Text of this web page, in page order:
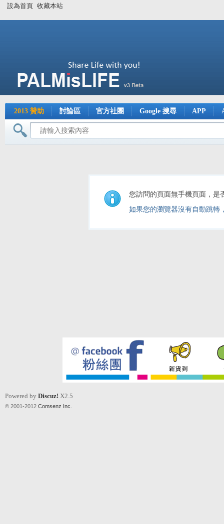
設為首頁 收藏本站
2013 贊助 討論區 官方社團 Google 搜尋 APP
您訪問的頁面無手機頁面，是
如果您的瀏覽器沒有自動跳轉
Powered by Discuz! X2.5
© 2001-2012 Comsenz Inc.